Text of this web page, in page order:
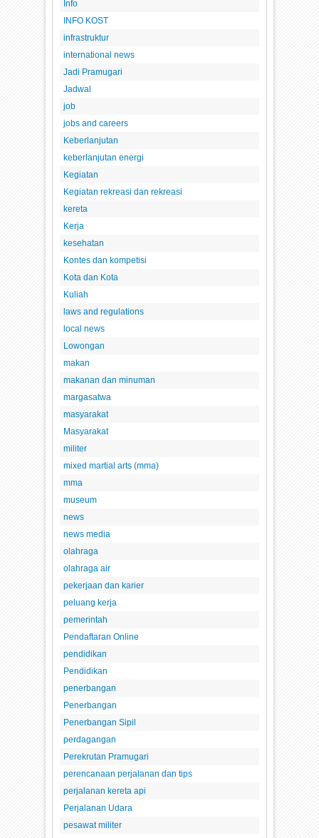
Info
INFO KOST
infrastruktur
international news
Jadi Pramugari
Jadwal
job
jobs and careers
Keberlanjutan
keberlanjutan energi
Kegiatan
Kegiatan rekreasi dan rekreasi
kereta
Kerja
kesehatan
Kontes dan kompetisi
Kota dan Kota
Kuliah
laws and regulations
local news
Lowongan
makan
makanan dan minuman
margasatwa
masyarakat
Masyarakat
militer
mixed martial arts (mma)
mma
museum
news
news media
olahraga
olahraga air
pekerjaan dan karier
peluang kerja
pemerintah
Pendaftaran Online
pendidikan
Pendidikan
penerbangan
Penerbangan
Penerbangan Sipil
perdagangan
Perekrutan Pramugari
perencanaan perjalanan dan tips
perjalanan kereta api
Perjalanan Udara
pesawat militer